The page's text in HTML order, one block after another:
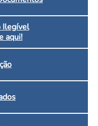
Ilegível
aqui!